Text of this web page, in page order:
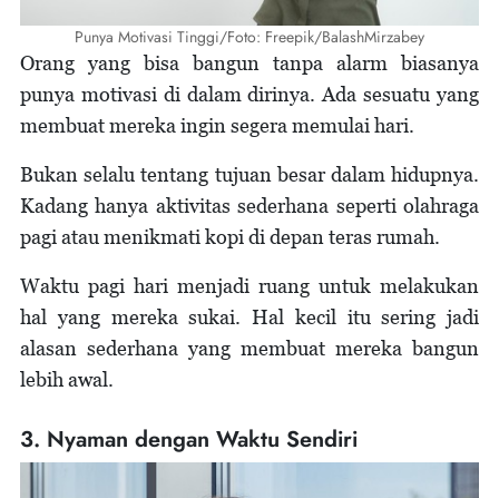
Punya Motivasi Tinggi/Foto: Freepik/BalashMirzabey
Orang yang bisa bangun tanpa alarm biasanya
punya motivasi di dalam dirinya. Ada sesuatu yang
membuat mereka ingin segera memulai hari.
Bukan selalu tentang tujuan besar dalam hidupnya.
Kadang hanya aktivitas sederhana seperti olahraga
pagi atau menikmati kopi di depan teras rumah.
Waktu pagi hari menjadi ruang untuk melakukan
hal yang mereka sukai. Hal kecil itu sering jadi
alasan sederhana yang membuat mereka bangun
lebih awal.
3. Nyaman dengan Waktu Sendiri